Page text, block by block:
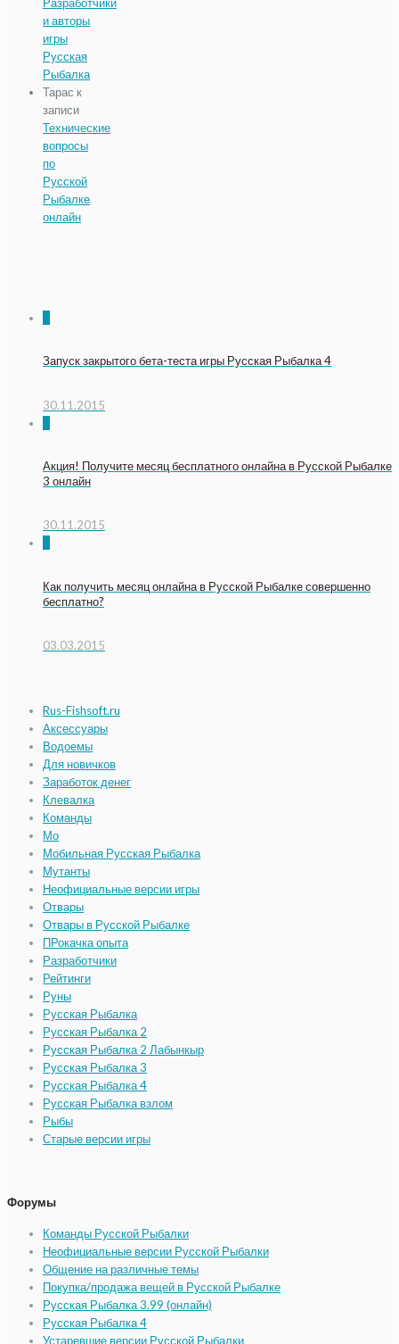
и авторы
игры
Русская
Рыбалка
Тарас к
записи
Технические
вопросы
по
Русской
Рыбалке
онлайн
Запуск закрытого бета-теста игры Русская Рыбалка 4
30.11.2015
Акция! Получите месяц бесплатного онлайна в Русской Рыбалке
3 онлайн
30.11.2015
Как получить месяц онлайна в Русской Рыбалке совершенно
бесплатно?
03.03.2015
Rus-Fishsoft.ru
Аксессуары
Водоемы
Для новичков
Заработок денег
Клевалка
Команды
Мо
Мобильная Русская Рыбалка
Мутанты
Неофициальные версии игры
Отвары
Отвары в Русской Рыбалке
ПРокачка опыта
Разработчики
Рейтинги
Руны
Русская Рыбалка
Русская Рыбалка 2
Русская Рыбалка 2 Лабынкыр
Русская Рыбалка 3
Русская Рыбалка 4
Русская Рыбалка взлом
Рыбы
Старые версии игры
Форумы
Команды Русской Рыбалки
Неофициальные версии Русской Рыбалки
Общение на различные темы
Покупка/продажа вещей в Русской Рыбалке
Русская Рыбалка 3.99 (онлайн)
Русская Рыбалка 4
Устаревшие версии Русской Рыбалки